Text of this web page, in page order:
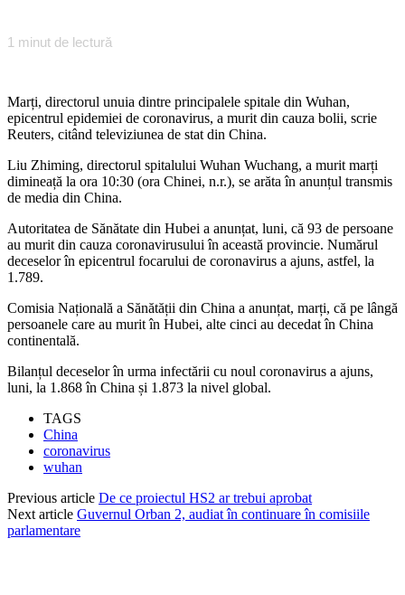
1 minut de lectură
Marți, directorul unuia dintre principalele spitale din Wuhan,
epicentrul epidemiei de coronavirus, a murit din cauza bolii, scrie
Reuters, citând televiziunea de stat din China.
Liu Zhiming, directorul spitalului Wuhan Wuchang, a murit marți
dimineață la ora 10:30 (ora Chinei, n.r.), se arăta în anunțul transmis
de media din China.
Autoritatea de Sănătate din Hubei a anunțat, luni, că 93 de persoane
au murit din cauza coronavirusului în această provincie. Numărul
deceselor în epicentrul focarului de coronavirus a ajuns, astfel, la
1.789.
Comisia Națională a Sănătății din China a anunțat, marți, că pe lângă
persoanele care au murit în Hubei, alte cinci au decedat în China
continentală.
Bilanțul deceselor în urma infectării cu noul coronavirus a ajuns,
luni, la 1.868 în China și 1.873 la nivel global.
TAGS
China
coronavirus
wuhan
Previous article De ce proiectul HS2 ar trebui aprobat
Next article Guvernul Orban 2, audiat în continuare în comisiile
parlamentare